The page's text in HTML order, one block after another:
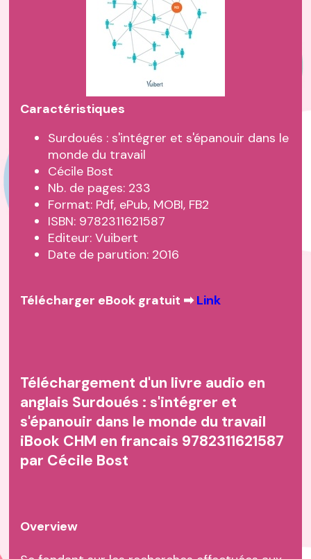
Caractéristiques
Surdoués : s'intégrer et s'épanouir dans le
monde du travail
Cécile Bost
Nb. de pages: 233
Format: Pdf, ePub, MOBI, FB2
ISBN: 9782311621587
Editeur: Vuibert
Date de parution: 2016
Télécharger eBook gratuit ➡Link
Téléchargement d'un livre audio en
anglais Surdoués : s'intégrer et
s'épanouir dans le monde du travail
iBook CHM en francais 9782311621587
par Cécile Bost
Overview